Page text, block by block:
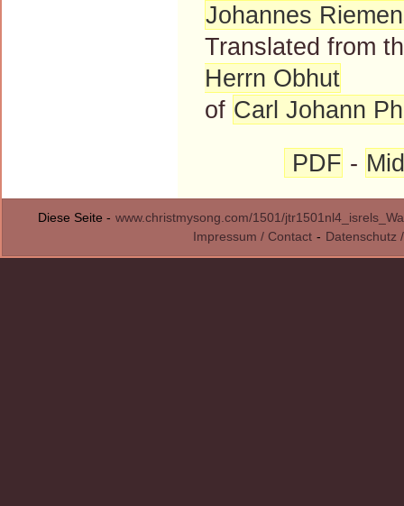
Johannes
Translated from
Herrn Obhut
of Carl Johann
PDF -
Diese Seite - www.christmysong.com/1501/
Impressum / Contact - Datenschutz